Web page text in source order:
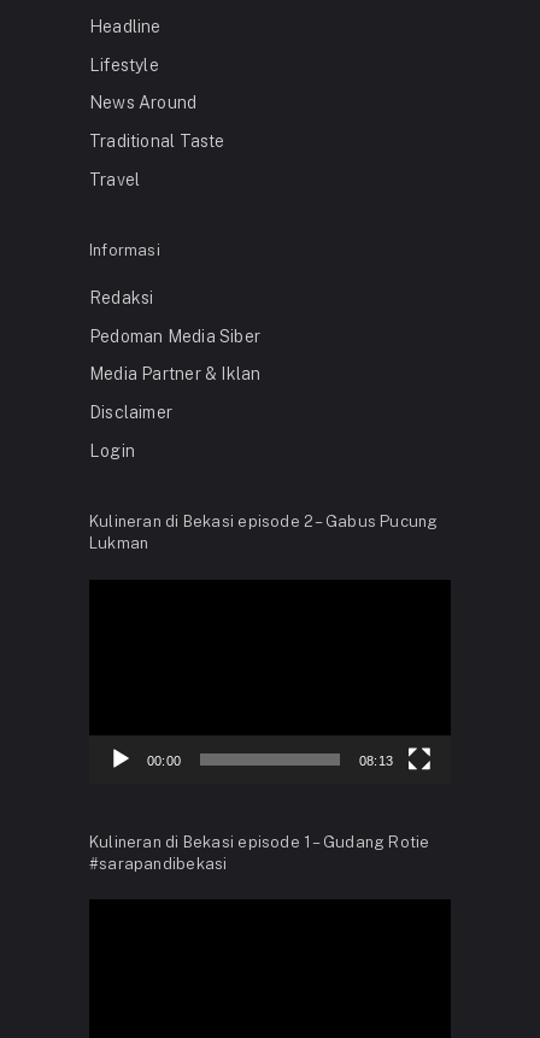
Headline
Lifestyle
News Around
Traditional Taste
Travel
Informasi
Redaksi
Pedoman Media Siber
Media Partner & Iklan
Disclaimer
Login
Kulineran di Bekasi episode 2 – Gabus Pucung
Lukman
00:00 08:13
Kulineran di Bekasi episode 1 – Gudang Rotie
#sarapandibekasi